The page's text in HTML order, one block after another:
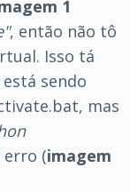
1
, então não tô
Isso tá
sendo
mas
(imagem